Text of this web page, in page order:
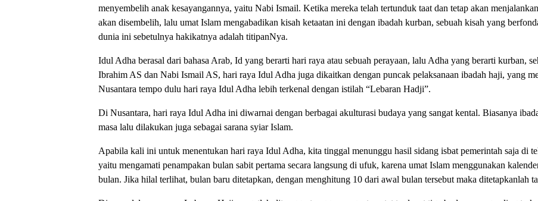
menyembelih anak kesayangannya, yaitu Nabi Ismail. Ketika mereka telah tertunduk taat dan tetap akan
akan disembelih, lalu umat Islam mengabadikan kisah ketaatan ini dengan ibadah kurban, sebuah kisah yang
dunia ini sebetulnya hakikatnya adalah titipanNya.
Idul Adha berasal dari bahasa Arab, Id yang berarti hari raya atau sebuah perayaan, lalu Adha yang berarti kurban,
Ibrahim AS dan Nabi Ismail AS, hari raya Idul Adha juga dikaitkan dengan puncak pelaksanaan ibadah haji, yang
Nusantara tempo dulu hari raya Idul Adha lebih terkenal dengan istilah “Lebaran Hadji”.
Di Nusantara, hari raya Idul Adha ini diwarnai dengan berbagai akulturasi budaya yang sangat kental. Biasanya
masa lalu dilakukan juga sebagai sarana syiar Islam.
Apabila kali ini untuk menentukan hari raya Idul Adha, kita tinggal menunggu hasil sidang isbat pemerintah saja di
yaitu mengamati penampakan bulan sabit pertama secara langsung di ufuk, karena umat Islam menggunakan
bulan. Jika hilal terlihat, bulan baru ditetapkan, dengan menghitung 10 dari awal bulan tersebut maka ditetapkanlah